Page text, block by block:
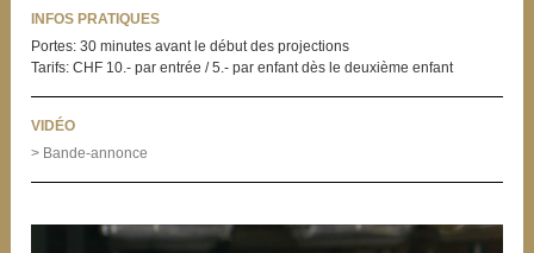
INFOS PRATIQUES
Portes: 30 minutes avant le début des projections
Tarifs: CHF 10.- par entrée / 5.- par enfant dès le deuxième enfant
VIDÉO
> Bande-annonce